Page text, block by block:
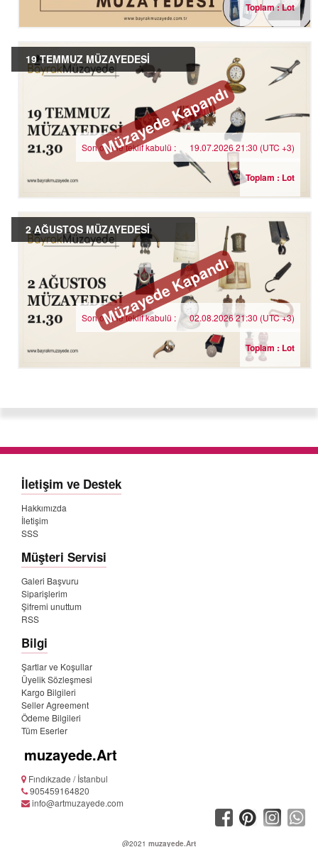
Toplam : Lot
19 TEMMUZ MÜZAYEDESİ
Müzayede Kapandı
Son online teklif kabulü : 19.07.2026 21:30 (UTC +3)
Toplam : Lot
2 AĞUSTOS MÜZAYEDESİ
Müzayede Kapandı
Son online teklif kabulü : 02.08.2026 21:30 (UTC +3)
Toplam : Lot
İletişim ve Destek
Hakkımızda
İletişim
SSS
Müşteri Servisi
Galeri Başvuru
Siparişlerim
Şifremi unuttum
RSS
Bilgi
Şartlar ve Koşullar
Üyelik Sözleşmesi
Kargo Bilgileri
Seller Agreement
Ödeme Bilgileri
Tüm Eserler
muzayede.Art
Fındıkzade / İstanbul
905459164820
info@artmuzayede.com
@2021 muzayede.Art